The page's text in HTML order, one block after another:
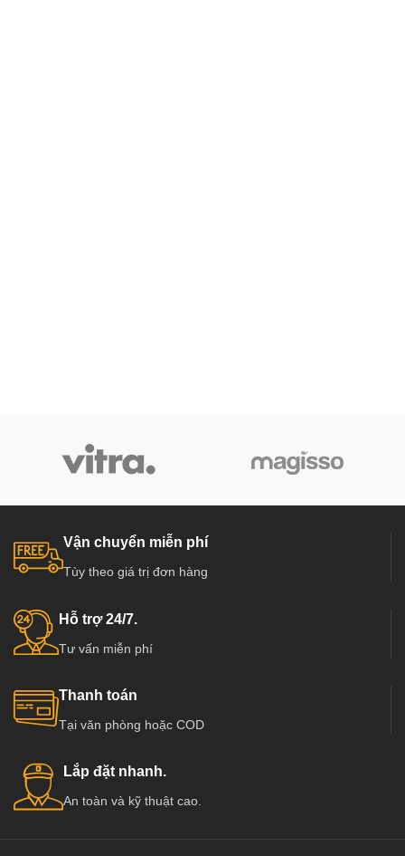
Vận chuyển miễn phí
Tùy theo giá trị đơn hàng
Hỗ trợ 24/7.
Tư vấn miễn phí
Thanh toán
Tại văn phòng hoặc COD
Lắp đặt nhanh.
An toàn và kỹ thuật cao.